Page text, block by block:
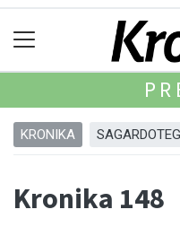
KRONIKA
Kronika 148